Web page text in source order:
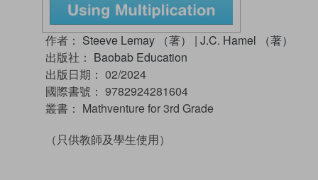
作者： Steeve Lemay （著） | J.C. Hamel （著）
出版社： Baobab Education
出版日期： 02/2024
國際書號： 9782924281604
叢書： Mathventure for 3rd Grade
（只供教師及學生使用）